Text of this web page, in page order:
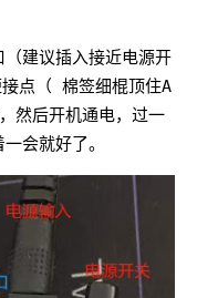
建议插入接近电源开
点（ 棉签细棍顶住A
然后开机通电，过一
会就好了。